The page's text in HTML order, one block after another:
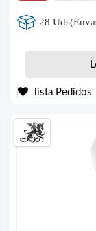
28
lista Pedidos